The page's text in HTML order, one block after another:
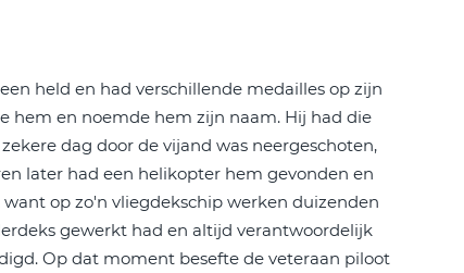
held en had verschillende medailles op zijn
hem en noemde hem zijn naam. Hij had die
dag door de vijand was neergeschoten,
later had een helikopter hem gevonden en
op zo'n vliegdekschip werken duizenden
gewerkt had en altijd verantwoordelijk
Op dat moment besefte de veteraan piloot